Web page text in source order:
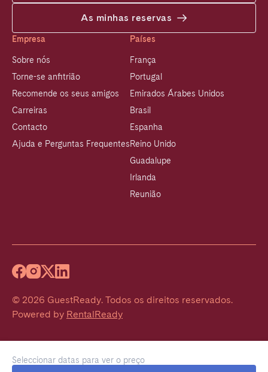
Seleccionar datas para ver o preço
As minhas reservas
Empresa
Sobre nós
Torne-se anfitrião
Recomende os seus amigos
Carreiras
Contacto
Ajuda e Perguntas Frequentes
Países
França
Portugal
Emirados Árabes Unidos
Brasil
Espanha
Reino Unido
Guadalupe
Irlanda
Reunião
© 2026 GuestReady. Todos os direitos reservados.
Powered by RentalReady